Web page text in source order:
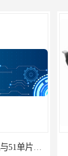
MSP430系列单片机与51单片机的区别及优劣势对比